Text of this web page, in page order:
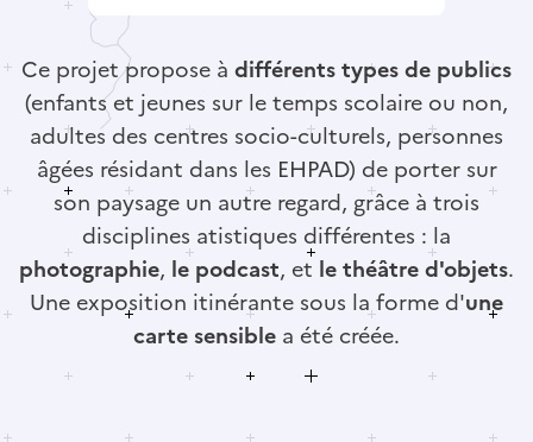
Ce projet propose à différents types de publics
(enfants et jeunes sur le temps scolaire ou non,
adultes des centres socio-culturels, personnes
âgées résidant dans les EHPAD) de porter sur
son paysage un autre regard, grâce à trois
disciplines atistiques différentes : la
photographie, le podcast, et le théâtre d'objets.
Une exposition itinérante sous la forme d'une
carte sensible a été créée.